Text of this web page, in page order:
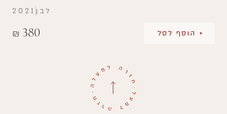
₪ 380 + הוסף לסל
2021 לבן